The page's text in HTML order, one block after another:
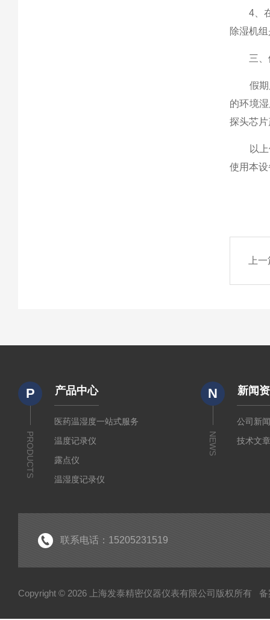
4、在
除湿机
三、
假期后
的环境
探头芯
以上便
使用本
上
P
PRODUCTS
产品中心
医药温湿度一站式服务
温度记录仪
露点仪
温湿度记录仪
显示仪表
N
NEWS
新闻
公司新
技术文
联系电话：15205231519
Copyright © 2026 上海发泰精密仪器仪表有限公司版权所有 备